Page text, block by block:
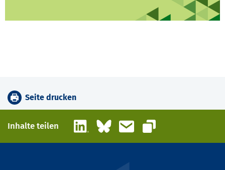
Seite drucken
Inhalte teilen LinkedInBlueskyE-Mail
Link kopieren